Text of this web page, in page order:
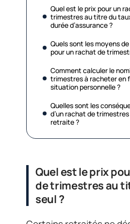
Quel est le prix pour un
trimestres au titre du
durée d’assurance ?
Quels sont les moyens
pour un rachat de
Comment calculer le
trimestres à racheter en
situation personnelle ?
Quelles sont les
d’un rachat de
retraite ?
Quel est le prix
de trimestres au
seul ?